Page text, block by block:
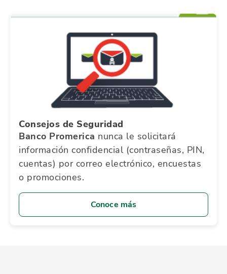
Consejos de Seguridad
Banco Promerica nunca le solicitará
información confidencial (contraseñas, PIN,
cuentas) por correo electrónico, encuestas
o promociones.
Conoce más